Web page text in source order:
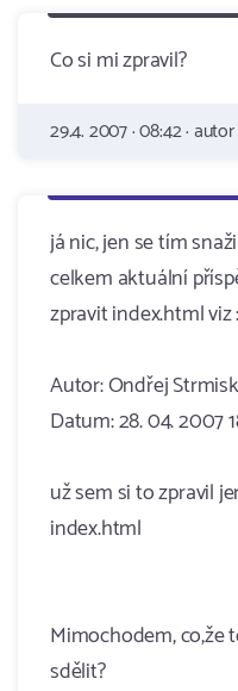
Co si mi zpravil?
29.4. 2007 · 08:42 · autor
já nic, jen se tím
celkem aktuální
zpravit index.html viz :
Autor: Ondřej
Datum: 28. 04. 2007
už sem si to zpravil
index.html
Mimochodem, co,že
sdělit?